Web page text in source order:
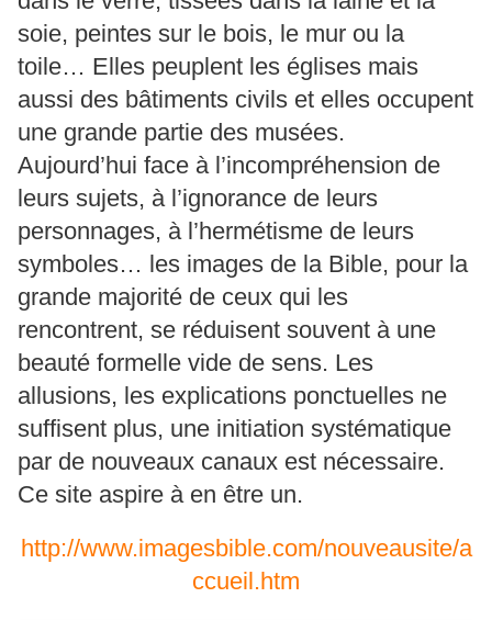
soie, peintes sur le bois, le mur ou la
toile… Elles peuplent les églises mais
aussi des bâtiments civils et elles occupent
une grande partie des musées.
Aujourd’hui face à l’incompréhension de
leurs sujets, à l’ignorance de leurs
personnages, à l’hermétisme de leurs
symboles… les images de la Bible, pour la
grande majorité de ceux qui les
rencontrent, se réduisent souvent à une
beauté formelle vide de sens. Les
allusions, les explications ponctuelles ne
suffisent plus, une initiation systématique
par de nouveaux canaux est nécessaire.
Ce site aspire à en être un.
http://www.imagesbible.com/nouveausite/a
ccueil.htm